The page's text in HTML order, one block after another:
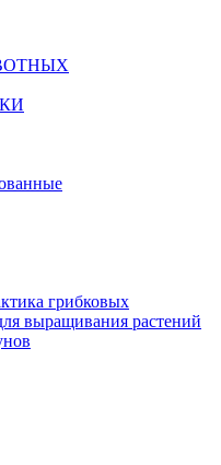
грибковых
выращивания растений